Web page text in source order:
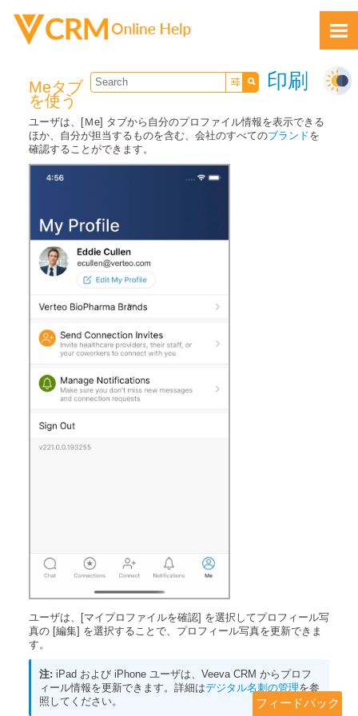
印刷
Meタブ
を使う
ユーザは、[Ｍe] タブから自分のプロファイル情報を表示できる
ほか、自分が担当するものを含む、会社のすべてのブランドを
確認することができます。
ユーザは、[マイプロファイルを確認] を選択してプロフィール写
真の [編集] を選択することで、プロフィール写真を更新できま
す。
iPad および iPhone ユーザは、Veeva CRM からプロフ
ィール情報を更新できます。詳細はデジタル名刺の管理を参
照してください。
フィードバック